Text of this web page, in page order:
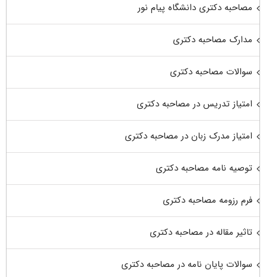
مصاحبه دکتری دانشگاه پیام نور
مدارک مصاحبه دکتری
سوالات مصاحبه دکتری
امتیاز تدریس در مصاحبه دکتری
امتیاز مدرک زبان در مصاحبه دکتری
توصیه نامه مصاحبه دکتری
فرم رزومه مصاحبه دکتری
تاثیر مقاله در مصاحبه دکتری
سوالات پایان نامه در مصاحبه دکتری